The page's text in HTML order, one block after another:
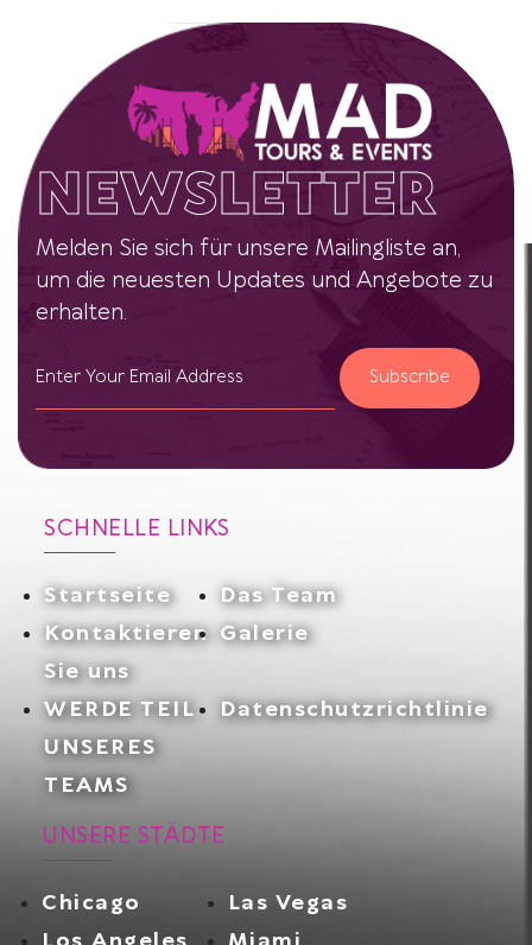
NEWSLETTER
Melden Sie sich für unsere Mailingliste an,
um die neuesten Updates und Angebote zu
erhalten.
Subscribe
SCHNELLE LINKS
Startseite
Das Team
Kontaktieren
Sie uns
Galerie
WERDE TEIL
UNSERES
TEAMS
Datenschutzrichtlinie
UNSERE STÄDTE
Chicago
Las Vegas